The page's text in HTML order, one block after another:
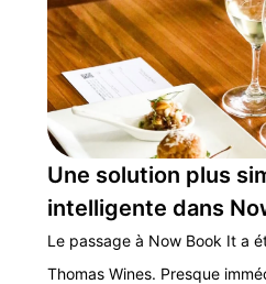
Une solution plus
intelligente dans
Le passage à Now Book It a
Thomas Wines. Presque